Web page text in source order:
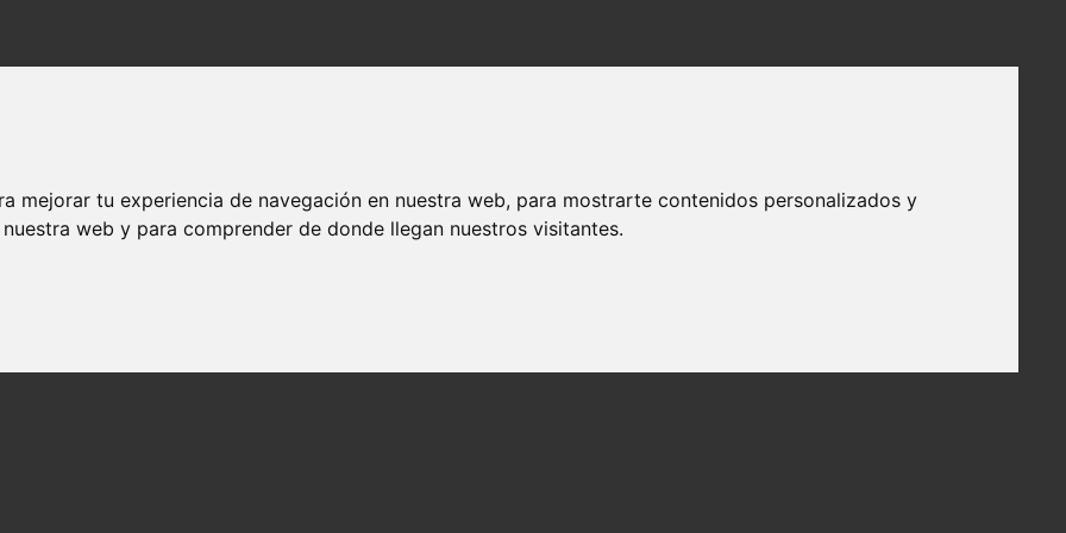
mejorar tu experiencia de navegación en nuestra web, para mostrarte contenidos personalizados y
web y para comprender de donde llegan nuestros visitantes.